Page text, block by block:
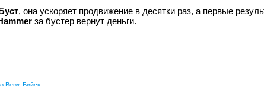
, она ускоряет продвижение в десятки раз, а первые
за бустер вернут деньги.